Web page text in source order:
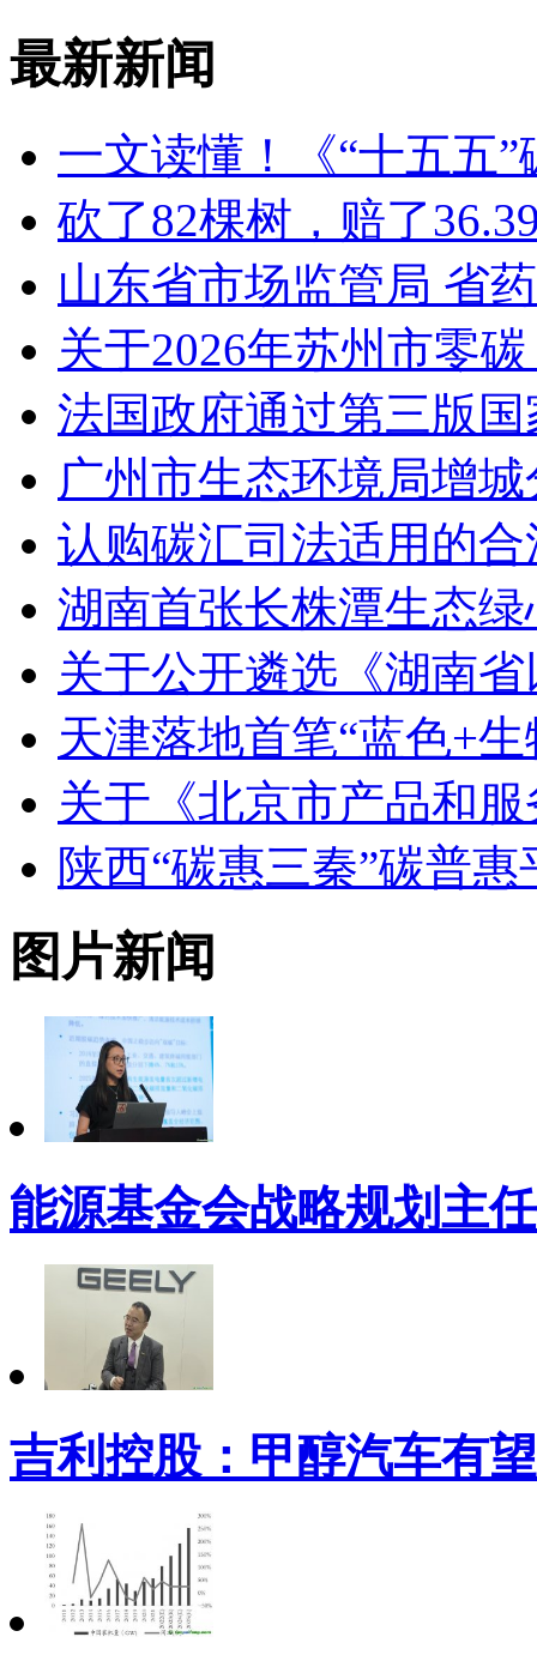
最新新闻
一文读懂！《“十五五
砍了82棵树，赔了
山东省市场监管局 省
关于2026年苏州市零
法国政府通过第三版
广州市生态环境局增
认购碳汇司法适用的
湖南首张长株潭生态
关于公开遴选《湖南
天津落地首笔“蓝色+
关于《北京市产品和
陕西“碳惠三秦”碳普
图片新闻
能源基金会战略规划主
吉利控股：甲醇汽车有